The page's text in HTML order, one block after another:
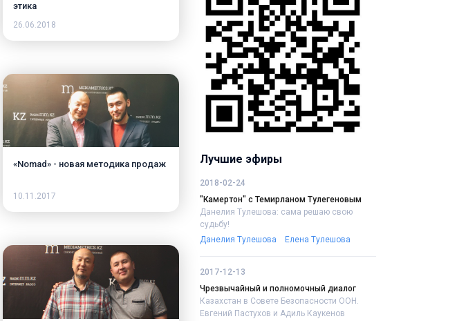
этика
26.06.2018
«Nomad» - новая методика продаж
10.11.2017
Лучшие эфиры
2018-02-24
"Камертон" с Темирланом Тулегеновым
Данелия Тулешова: сама решаю свою
судьбу!
Данелия Тулешова
Елена Тулешова
2017-12-13
Чрезвычайный и полномочный диалог
Казахстан в Совете Безопасности ООН.
Евгений Пастухов и Адиль Каукенов